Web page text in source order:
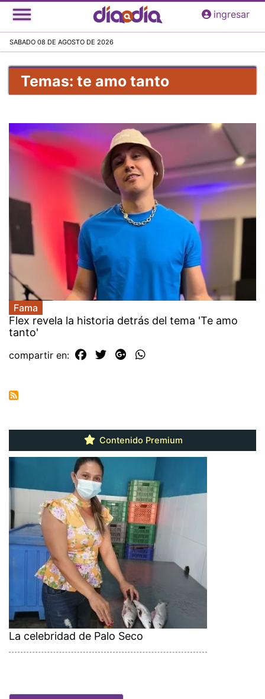
Pasar
al
principal
ingresar
SABADO 08 DE AGOSTO DE 2026
Temas: te amo tanto
Fama
Flex revela la historia detrás del tema 'Te amo
tanto'
compartir en:
Contenido Premium
La celebridad de Palo Seco